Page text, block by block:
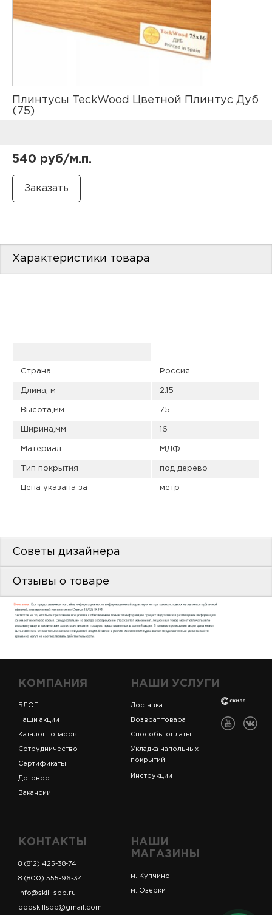
Плинтусы TeckWood Цветной Плинтус Дуб
(75)
540 руб/м.п.
Характеристики товара
Страна Россия
Длина, м 2.15
Высота,мм 75
Ширина,мм 16
Материал МДФ
Тип покрытия под дерево
Цена указана за метр
Советы дизайнера
Отзывы о товаре
КОМПАНИЯ
БЛОГ
Наши акции
Каталог товаров
Сотрудничество
Сертификаты
Договор
Вакансии
НАШИ УСЛУГИ
Доставка
Возврат товара
Способы оплаты
Укладка напольных
покрытий
Инструкции
КОНТАКТЫ
8 (812) 425-38-74
8 (800) 555-96-34
info@skill-spb.ru
oooskillspb@gmail.com
НАШИ
МАГАЗИНЫ
м. Купчино
м. Озерки